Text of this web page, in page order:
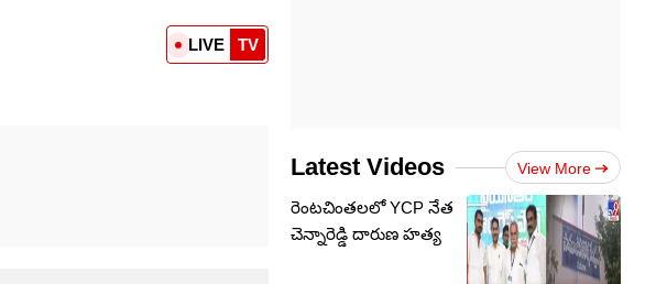
LIVE TV
Latest Videos View More
రెంటచింతలలో YCP నేత
చెన్నారెడ్డి దారుణ హత్య